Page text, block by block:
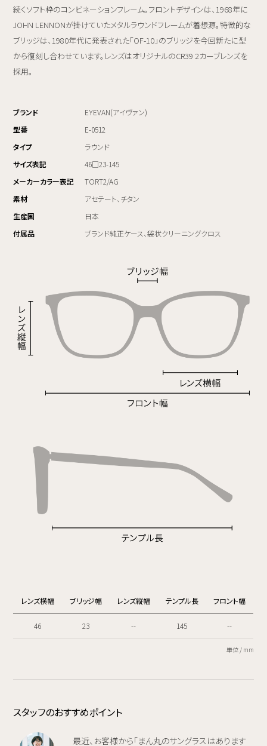
続くソフト枠のコンビネーションフレーム。フロントデザインは、1968年に
JOHN LENNONが掛けていたメタルラウンドフレームが着想源。特徴的な
ブリッジは、1980年代に発表された「OF-10」のブリッジを今回新たに型
から復刻し合わせています。レンズはオリジナルのCR39 2カーブレンズを
採用。
ブランド
EYEVAN(アイヴァン)
型番
E-0512
タイプ
ラウンド
サイズ表記
46□23-145
メーカーカラー表記
TORT2/AG
素材
アセテート、チタン
生産国
日本
付属品
ブランド純正ケース、袋状クリーニングクロス
レンズ横幅 ブリッジ幅 レンズ縦幅 テンプル長 フロント幅
46 23 -- 145 --
単位 / mm
スタッフのおすすめポイント
最近、お客様から「まん丸のサングラスはあります